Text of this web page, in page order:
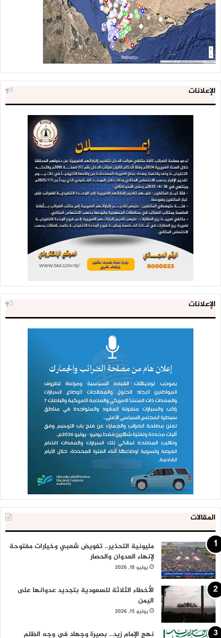
الإعلانات
الإعلانات
المقالات
مليونية التحذير.. تفويض شعبي وخيارات مفتوحة
لإنهاء العدوان والحصار
يوليو 18, 2026
الأخطاء الثلاثة للسعودية بتجديد عدوانها على
اليمن
يوليو 15, 2026
نهج الإمام زيد.. بصيرة وجهاد في وجه الظلم